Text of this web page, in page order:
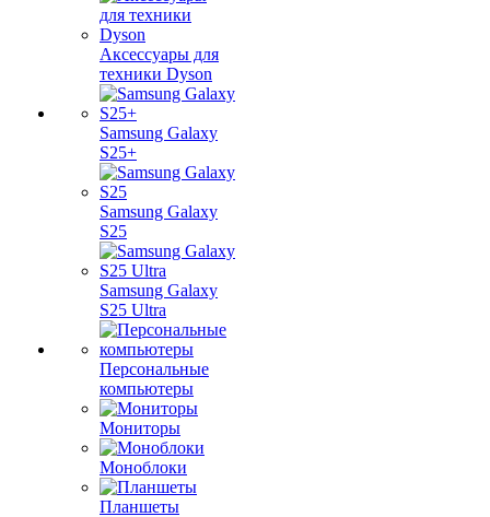
Аксессуары для
техники Dyson
Samsung Galaxy
S25+
Samsung Galaxy
S25
Samsung Galaxy
S25 Ultra
Персональные
компьютеры
Мониторы
Моноблоки
Планшеты